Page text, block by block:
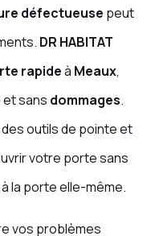
défectueuse peut
DR HABITAT
rapideà Meaux,
et sans dommages.
outils de pointe et
votre porte sans
la porte elle-même.
vos problèmes